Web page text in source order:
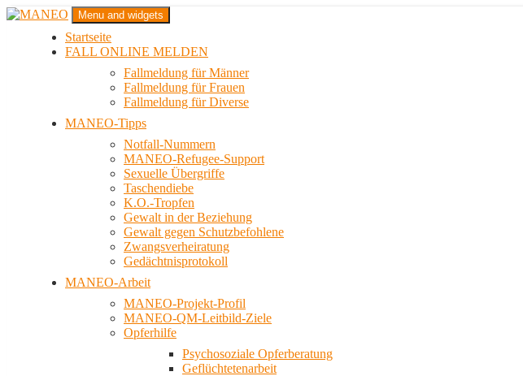
Zum
MANEO
Das schwule Anti-Gewalt-Projekt in Berlin
Menu and widgets
Startseite
FALL ONLINE MELDEN
Fallmeldung für Männer
Fallmeldung für Frauen
Fallmeldung für Diverse
MANEO-Tipps
Notfall-Nummern
MANEO-Refugee-Support
Sexuelle Übergriffe
Taschendiebe
K.O.-Tropfen
Gewalt in der Beziehung
Gewalt gegen Schutzbefohlene
Zwangsverheiratung
Gedächtnisprotokoll
MANEO-Arbeit
MANEO-Projekt-Profil
MANEO-QM-Leitbild-Ziele
Opferhilfe
Psychosoziale Opferberatung
Geflüchtetenarbeit